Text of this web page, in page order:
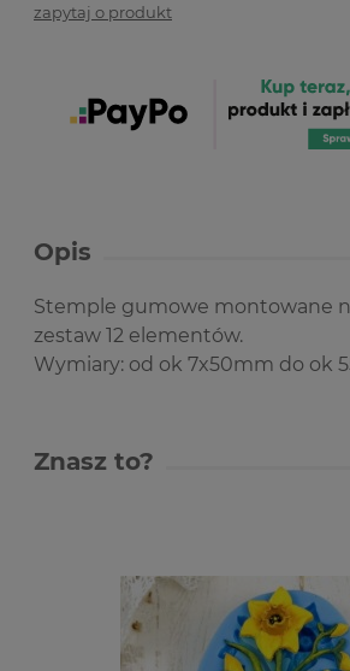
zapytaj o produkt
Opis
Stemple gumowe montowane
zestaw 12 elementów.
Wymiary: od ok 7x50mm do ok
Znasz to?